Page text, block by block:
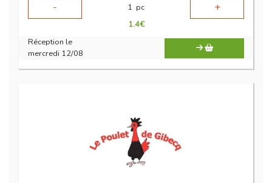
-
1 pc +
1.4€
Réception le
mercredi 12/08